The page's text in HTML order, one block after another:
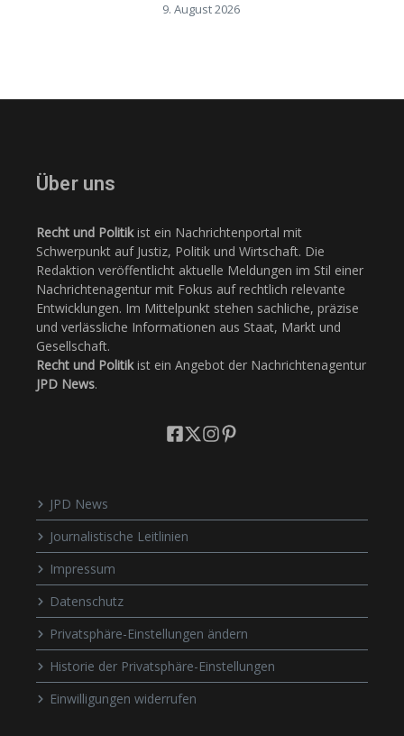
9. August 2026
Über uns
Recht und Politikist ein Nachrichtenportal mit
Schwerpunkt auf Justiz, Politik und Wirtschaft. Die
Redaktion veröffentlicht aktuelle Meldungen im Stil einer
Nachrichtenagentur mit Fokus auf rechtlich relevante
Entwicklungen. Im Mittelpunkt stehen sachliche, präzise
und verlässliche Informationen aus Staat, Markt und
Gesellschaft.
Recht und Politikist ein Angebot der Nachrichtenagentur
JPD News.
JPD News
Journalistische Leitlinien
Impressum
Datenschutz
Privatsphäre-Einstellungen ändern
Historie der Privatsphäre-Einstellungen
Einwilligungen widerrufen